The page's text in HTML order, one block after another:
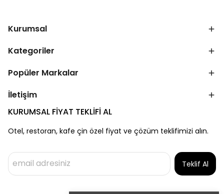
Kurumsal
Kategoriler
Popüler Markalar
İletişim
KURUMSAL FİYAT TEKLİFİ AL
Otel, restoran, kafe çin özel fiyat ve çözüm teklifimizi alın.
Teklif Al